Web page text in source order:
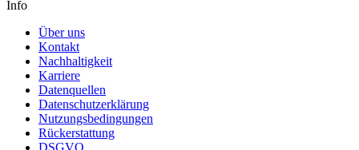
Info
Über uns
Kontakt
Nachhaltigkeit
Karriere
Datenquellen
Datenschutzerklärung
Nutzungsbedingungen
Rückerstattung
DSGVO